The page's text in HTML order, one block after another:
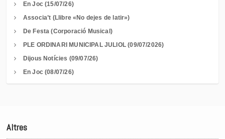
En Joc (15/07/26)
Associa’t (Llibre «No dejes de latir»)
De Festa (Corporació Musical)
PLE ORDINARI MUNICIPAL JULIOL (09/07/2026)
Dijous Notícies (09/07/26)
En Joc (08/07/26)
Altres